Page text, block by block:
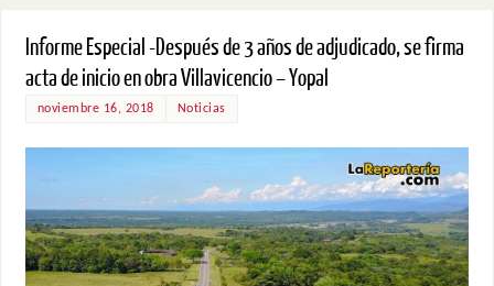
Informe Especial -Después de 3 años de adjudicado, se firma
acta de inicio en obra Villavicencio – Yopal
noviembre 16, 2018 Noticias